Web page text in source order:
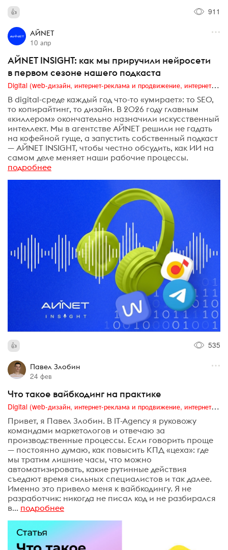
911
АЙNЕТ
10 апр
АЙNET INSIGHT: как мы приручили нейросети
в первом сезоне нашего подкаста
Digital (web-дизайн, интернет-реклама и продвижение, интернет-сообщества и блоги, интернет-коммуникации, мобильный маркетинг, реклама на цифровых экранах)
В digital-среде каждый год что-то «умирает»: то SEO,
то копирайтинг, то дизайн. В 2026 году главным
«киллером» окончательно назначили искусственный
интеллект. Мы в агентстве АЙNET решили не гадать
на кофейной гуще, а запустить собственный подкаст
— АЙNET INSIGHT, чтобы честно обсудить, как ИИ на
самом деле меняет наши рабочие процессы.
подробнее
535
Павел Злобин
24 фев
Что такое вайбкодинг на практике
Digital (web-дизайн, интернет-реклама и продвижение, интернет-сообщества и блоги, интернет-коммуникации, мобильный маркетинг, реклама на цифровых экранах)
Привет, я Павел Злобин. В IT-Agency я руковожу
командами маркетологов и отвечаю за
производственные процессы. Если говорить проще
— постоянно думаю, как повысить КПД «цеха»: где
мы тратим лишние часы, что можно
автоматизировать, какие рутинные действия
съедают время сильных специалистов и так далее.
Именно это привело меня к вайбкодингу. Я не
разработчик: никогда не писал код и не разбирался
в... подробнее